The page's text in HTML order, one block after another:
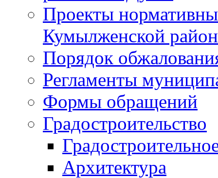
Проекты
Кумылженской
Порядок
Регламенты
Формы обращений
Градостроительство
Архитектура